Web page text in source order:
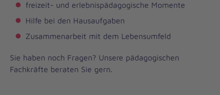
freizeit- und erlebnispädagogische Momente
Hilfe bei den Hausaufgaben
Zusammenarbeit mit dem Lebensumfeld
Sie haben noch Fragen? Unsere pädagogischen
Fachkräfte beraten Sie gern.